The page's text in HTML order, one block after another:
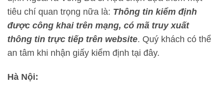
tiêu chí quan trọng nữa là: Thông tin kiểm định
được công khai trên mạng, có mã truy xuất
thông tin trực tiếp trên website. Quý khách có thể
an tâm khi nhận giấy kiểm định tại đây.
Hà Nội: